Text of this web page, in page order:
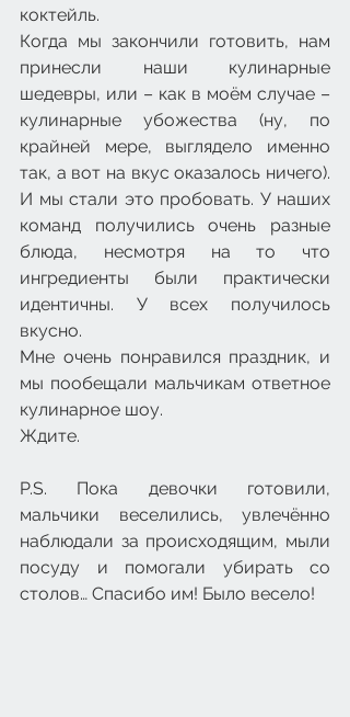
коктейль.
Когда мы закончили готовить, нам
принесли наши кулинарные
шедевры, или – как в моём случае –
кулинарные убожества (ну, по
крайней мере, выглядело именно
так, а вот на вкус оказалось ничего).
И мы стали это пробовать. У наших
команд получились очень разные
блюда, несмотря на то что
ингредиенты были практически
идентичны. У всех получилось
вкусно.
Мне очень понравился праздник, и
мы пообещали мальчикам ответное
кулинарное шоу.
Ждите.
P.S. Пока девочки готовили,
мальчики веселились, увлечённо
наблюдали за происходящим, мыли
посуду и помогали убирать со
столов… Спасибо им! Было весело!